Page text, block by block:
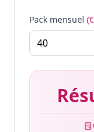
Pack mensuel